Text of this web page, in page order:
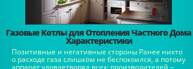
Газовые Котлы для Отопления Частного Дома
Характеристики
Позитивные и негативные стороны Ранее никто
о расходе газа слишком не беспокоился, а потому
аппарат удовлетворял всех: производителей –